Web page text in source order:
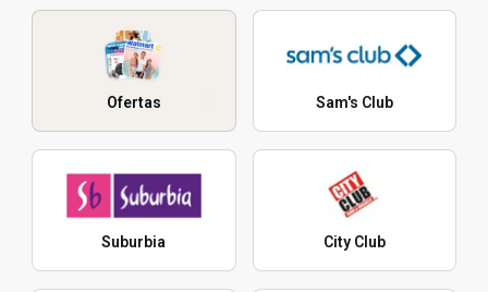
Ofertas Sam's Club
Suburbia City Club